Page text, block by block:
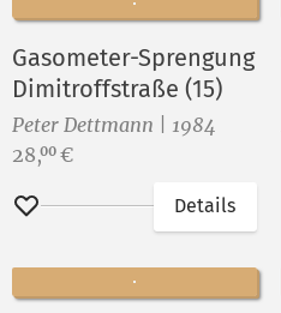
Gasometer-Sprengung
Dimitroffstraße (15)
Peter Dettmann | 1984
Preis:
28,00 €
Merken
Details